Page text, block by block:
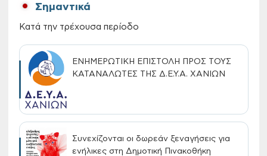
Σημαντικά
Κατά την τρέχουσα περίοδο
ΕΝΗΜΕΡΩΤΙΚΗ ΕΠΙΣΤΟΛΗ ΠΡΟΣ ΤΟΥΣ
ΚΑΤΑΝΑΛΩΤΕΣ ΤΗΣ Δ.Ε.Υ.Α. ΧΑΝΙΩΝ
Συνεχίζονται οι δωρεάν ξεναγήσεις για
ενήλικες στη Δημοτική Πινακοθήκη